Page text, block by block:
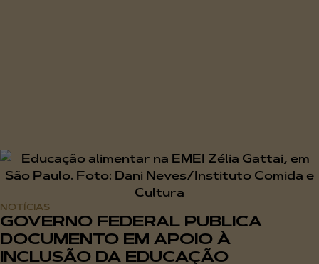
NOTÍCIAS
GOVERNO FEDERAL PUBLICA
DOCUMENTO EM APOIO À
INCLUSÃO DA EDUCAÇÃO